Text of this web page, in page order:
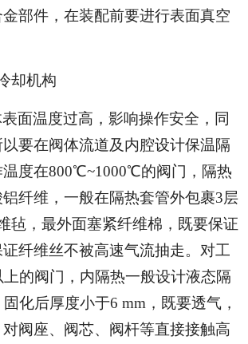
部件，在装配前要进行表面真空
却机构
面温度过高，影响操作安全，同
要在阀体流道及内腔设计保温隔
温度在800℃~1000℃的阀门，隔热
纤维，一般在隔热套管外包裹3层
毡，最外面塞紧纤维棉，既要保证
纤维丝不被高速气流抽走。对工
的阀门，内隔热一般设计液态隔
化后厚度小于6 mm，既要透气，
阀座、阀芯、阀杆等直接接触高